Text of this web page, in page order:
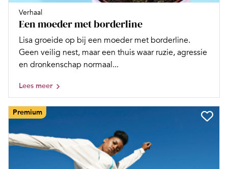
Verhaal
Een moeder met borderline
Lisa groeide op bij een moeder met borderline.
Geen veilig nest, maar een thuis waar ruzie, agressie
en dronkenschap normaal...
Lees meer
Premium